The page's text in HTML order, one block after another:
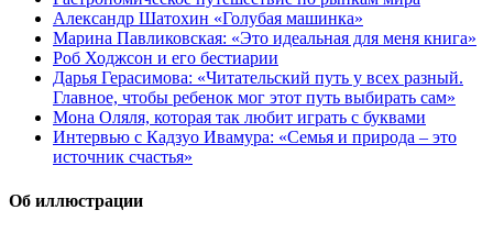
Александр Шатохин «Голубая машинка»
Марина Павликовская: «Это идеальная для меня книга»
Роб Ходжсон и его бестиарии
Дарья Герасимова: «Читательский путь у всех разный.
Главное, чтобы ребенок мог этот путь выбирать сам»
Мона Оляля, которая так любит играть с буквами
Интервью с Кадзуо Ивамура: «Семья и природа – это
источник счастья»
Об иллюстрации